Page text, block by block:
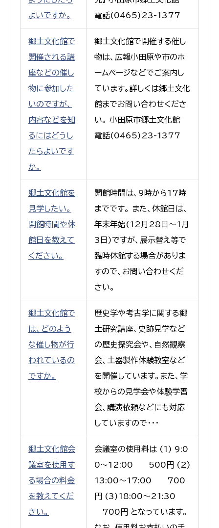
よいですか。
電話(0465)23-1377
郷土文化館で
開催される講
座などの催し
物に参加した
いのですが、
内容などを知
るにはどうし
たらよいです
か。
郷土文化館で開催する催し
物は、広報小田原や市のホ
ームページなどでご案内し
ています。詳しくは郷土文化
館までお問い合わせくださ
い。 小田原市郷土文化館
電話(0465)23-1377
郷土文化館を
見学したい。
開館時間や休
館日を教えて
ください。
開館時間は、9時から17時
までです。 また、休館日は、
年末年始(12月28日〜1月
3日)ですが、展示替え等で
臨時休館する場合がありま
すので、お問い合わせくだ
さい。
郷土文化館で
は、どのよう
な催し物が行
われているの
ですか。
歴史学や考古学に関する郷
土研究講座、史跡見学など
の歴史探究会や、自然観察
会、土器製作体験教室など
を開催しています。また、学
校からの見学会や体験学習
会、講演依頼などにも対応
していますので・・・
郷土文化館会
議室を使用す
る場合の料金
を教えてくだ
さい。
会議室の使用料は (1) 9:0
0〜12:00 500円 (2)
13:00〜17:00 700
円 (3)18:00〜21:30
700円 となっています。